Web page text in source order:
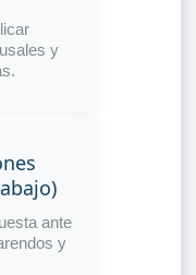
y
ante
y